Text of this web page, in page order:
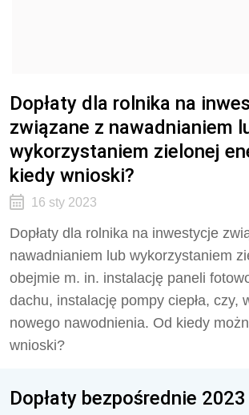
Dopłaty dla rolnika na
związane z nawadnianiem
wykorzystaniem zielonej
kiedy wnioski?
16 sty 2023
Dopłaty dla rolnika na inwestycje
nawadnianiem lub wykorzystaniem
obejmie m. in. instalację paneli
dachu, instalację pompy ciepła, czy,
nowego nawodnienia. Od kiedy
wnioski?
Dopłaty bezpośrednie 2023